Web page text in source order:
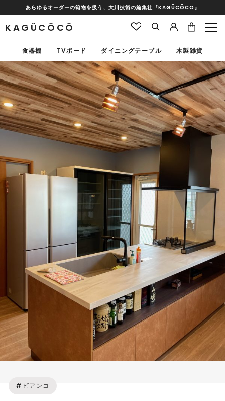
あらゆるオーダーの箱物を扱う、大川技術の編集社『KAGÜCÖCO』
KAGÜCÖCÖ
食器棚 TVボード ダイニングテーブル 木製雑貨
ビアンコ